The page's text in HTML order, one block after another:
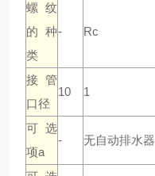
螺纹
的种
类
- Rc
接管
口径
10 1
可选
项a
- 无自动排水器